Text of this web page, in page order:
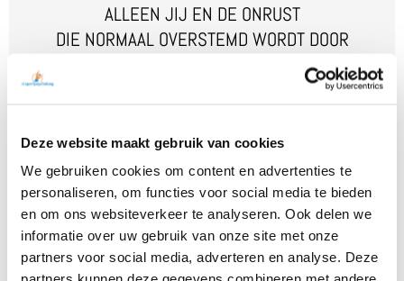
Deze website maakt gebruik van cookies
We gebruiken cookies om content en advertenties te
personaliseren, om functies voor social media te bieden
en om ons websiteverkeer te analyseren. Ook delen we
informatie over uw gebruik van onze site met onze
partners voor social media, adverteren en analyse. Deze
ALLEEN JIJ EN DE ONRUST
DIE NORMAAL OVERSTEMD WORDT DOOR
belangrijk. Maar de obsessie met altijd actief moeten zijn
begint ongezonde vormen aan te nemen. Alsof gezondheid
alleen zichtbaar mag zijn wanneer we zweten, rennen of
afzien.
Dus terwijl Nederland puffend probeert af te koelen, heb ik een